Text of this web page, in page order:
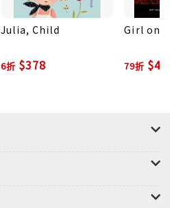
Julia, Child
6折 $378
Girl on
79折